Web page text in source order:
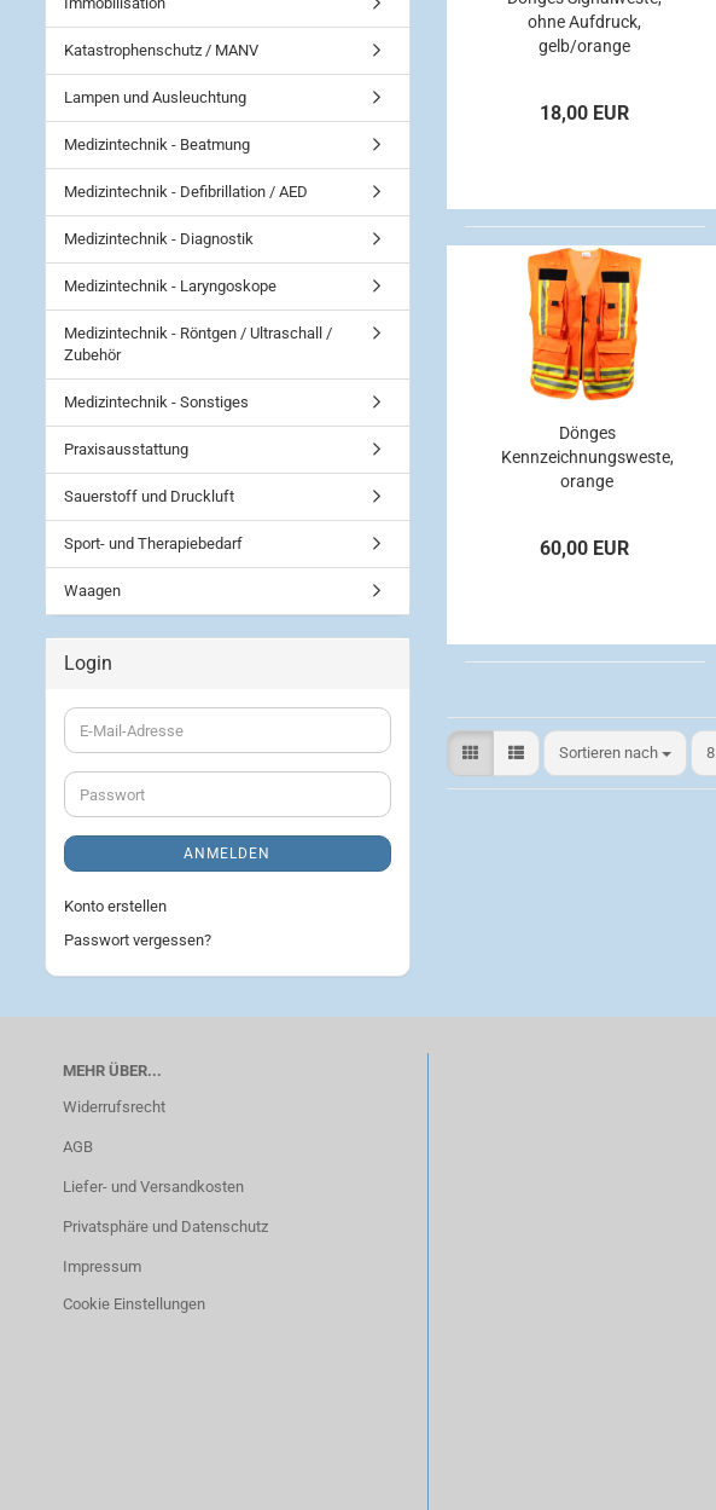
ohne Aufdruck,
gelb/orange
18,00 EUR
Dönges
Kennzeichnungsweste,
orange
60,00 EUR
Sortieren nach
Sortieren nach
Katastrophenschutz / MANV
Lampen und Ausleuchtung
Medizintechnik - Beatmung
Medizintechnik - Defibrillation / AED
Medizintechnik - Diagnostik
Medizintechnik - Laryngoskope
Medizintechnik - Röntgen / Ultraschall /
Zubehör
Medizintechnik - Sonstiges
Praxisausstattung
Sauerstoff und Druckluft
Sport- und Therapiebedarf
Waagen
Login
E-
Mail-
Adresse
Passwort
ANMELDEN
Konto erstellen
Passwort vergessen?
MEHR ÜBER...
Widerrufsrecht
AGB
Liefer- und Versandkosten
Privatsphäre und Datenschutz
Impressum
Cookie Einstellungen